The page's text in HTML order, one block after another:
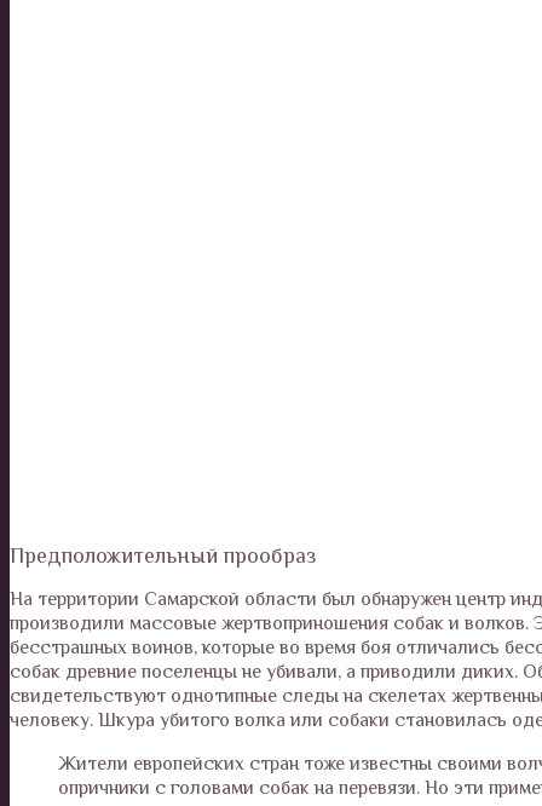
Предположительный прообраз
На территории Самарской области был обнаружен центр
производили массовые жертвоприношения собак и
бесстрашных воинов, которые во время боя отличались
собак древние поселенцы не убивали, а приводили диких.
свидетельствуют однотипные следы на скелетах
человеку. Шкура убитого волка или собаки становилась
Жители европейских стран тоже известны своими
опричники с головами собак на перевязи. Но эти